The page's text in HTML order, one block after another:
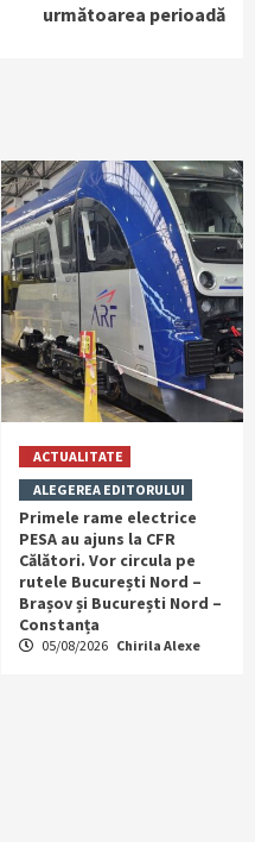
următoarea perioadă
ACTUALITATE
ALEGEREA EDITORULUI
Primele rame electrice
PESA au ajuns la CFR
Călători. Vor circula pe
rutele București Nord –
Brașov și București Nord –
Constanța
05/08/2026 Chirila Alexe